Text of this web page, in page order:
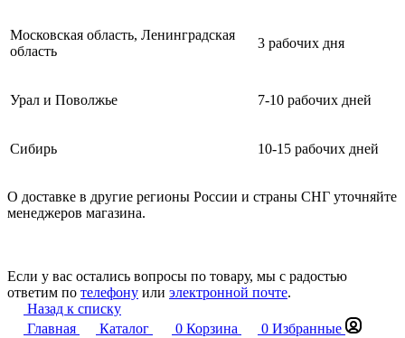
Московская область, Ленинградская
область
3 рабочих дня
Урал и Поволжье 7-10 рабочих дней
Сибирь 10-15 рабочих дней
О доставке в другие регионы России и страны СНГ уточняйте
менеджеров магазина.
Если у вас остались вопросы по товару, мы с радостью
ответим по телефону или электронной почте.
Назад к списку
Главная
Каталог 0 Корзина 0 Избранные